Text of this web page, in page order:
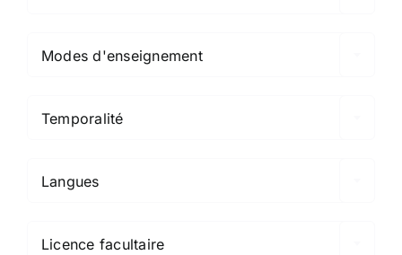
Modes d'enseignement
Temporalité
Langues
Licence facultaire